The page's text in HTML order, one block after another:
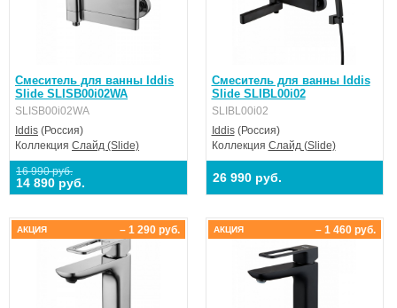
Смеситель для ванны Iddis
Slide SLISB00i02WA
SLISB00i02WA
Iddis (Россия)
Коллекция Слайд (Slide)
16 990 руб.
14 890 руб.
Смеситель для ванны Iddis
Slide SLIBL00i02
SLIBL00i02
Iddis(Россия)
Коллекция Слайд (Slide)
26 990 руб.
– 1 290 руб.
АКЦИЯ – 1 460 руб.
АКЦИЯ